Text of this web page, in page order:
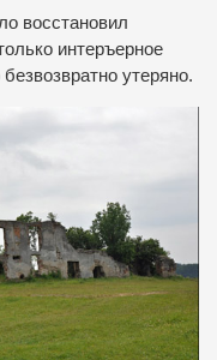
восстановил
интеръерное
утеряно.